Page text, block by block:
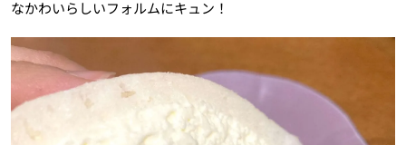
なかわいらしいフォルムにキュン！